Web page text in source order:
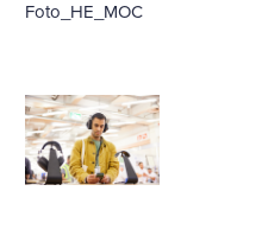
Foto_HE_MOC